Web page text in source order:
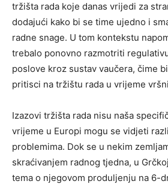
tržišta rada koje danas vrijedi za
dodajući kako bi se time ujedno i
radne snage. U tom kontekstu
trebalo ponovno razmotriti
poslove kroz sustav vaučera, čime
pritisci na tržištu rada u vrijeme
Izazovi tržišta rada nisu naša
vrijeme u Europi mogu se vidjeti
problemima. Dok se u nekim
skraćivanjem radnog tjedna, u
tema o njegovom produljenju na 6-